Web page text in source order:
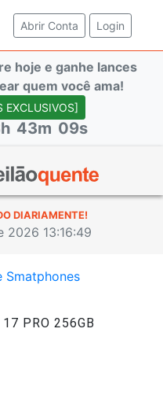
Abrir Conta (current)
Login
hoje e ganhe lances
quem você ama!
EXCLUSIVOS]
43m 09s
DIARIAMENTE!
2026 13:16:49
Smatphones
PRO 256GB